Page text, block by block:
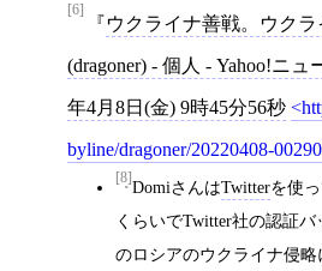
[6]
ウクライナ善戦。ウク
(dragoner) - 個人 - Yahoo!ニュ
年4月8日(金) 9時45分56秒
byline/dragoner/20220408-
[8]DomiさんはTwitterを使
くらいでTwitter社の認証バ
のロシアのウクライナ侵